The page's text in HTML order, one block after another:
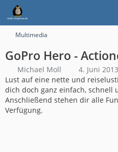
Multimedia
GoPro Hero -
Michael Moll
4. Juni
Lust auf eine nette und
dich doch ganz einfach, schnell
Anschließend stehen dir alle
Verfügung.